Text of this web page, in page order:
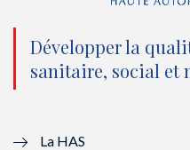
n
o
u
(
n
o
Développer la
sanitaire, social et
La HAS